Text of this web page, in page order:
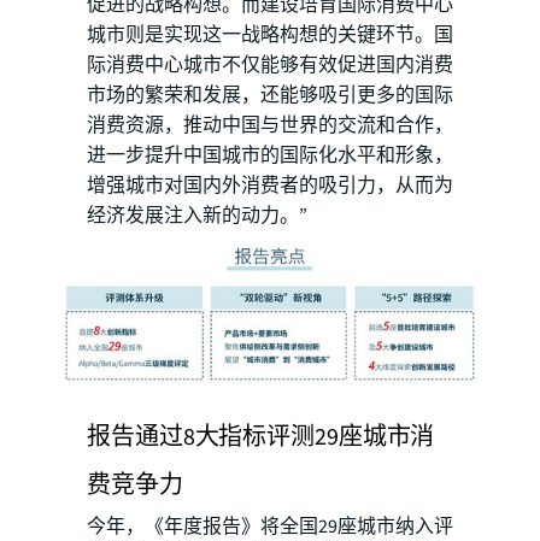
城市则是实现这一战略构想的关键环节。国
际消费中心城市不仅能够有效促进国内消费
市场的繁荣和发展，还能够吸引更多的国际
消费资源，推动中国与世界的交流和合作，
进一步提升中国城市的国际化水平和形象，
增强城市对国内外消费者的吸引力，从而为
经济发展注入新的动力。”
报告通过8大指标评测29座城市消
费竞争力
今年，《年度报告》将全国29座城市纳入评